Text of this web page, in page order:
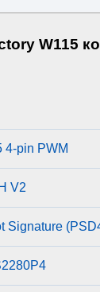
W115
4-pin PWM
V2
Signature